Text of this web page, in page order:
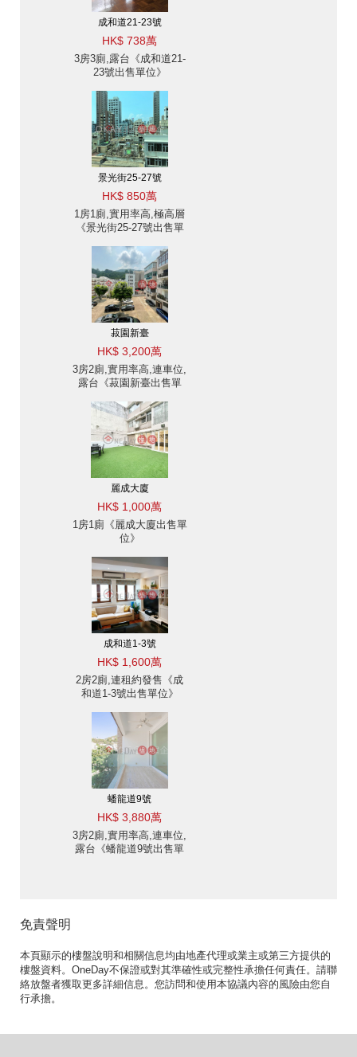
成和道21-23號
HK$ 738萬
3房3廁,露台《成和道21-
23號出售單位》
景光街25-27號
HK$ 850萬
1房1廁,實用率高,極高層
《景光街25-27號出售單
菽園新臺
HK$ 3,200萬
3房2廁,實用率高,連車位,
露台《菽園新臺出售單
麗成大廈
HK$ 1,000萬
1房1廁《麗成大廈出售單
位》
成和道1-3號
HK$ 1,600萬
2房2廁,連租約發售《成
和道1-3號出售單位》
蟠龍道9號
HK$ 3,880萬
3房2廁,實用率高,連車位,
露台《蟠龍道9號出售單
免責聲明
本頁顯示的樓盤說明和相關信息均由地產代理或業主或第三方提供的
樓盤資料。OneDay不保證或對其準確性或完整性承擔任何責任。請聯
絡放盤者獲取更多詳細信息。您訪問和使用本協議內容的風險由您自
行承擔。